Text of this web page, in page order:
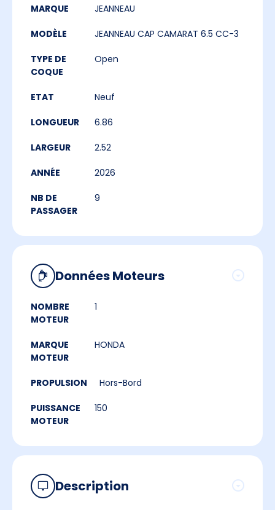
MARQUE JEANNEAU
MODÈLE JEANNEAU CAP CAMARAT 6.5 CC-3
TYPE DE
COQUE
Open
ETAT Neuf
LONGUEUR 6.86
LARGEUR 2.52
ANNÉE 2026
NB DE
PASSAGER
9
Données Moteurs
NOMBRE
MOTEUR
1
MARQUE
MOTEUR
HONDA
PROPULSION Hors-Bord
PUISSANCE
MOTEUR
150
Description